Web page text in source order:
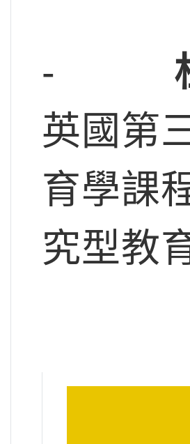
-
英國第
育學課
究型教